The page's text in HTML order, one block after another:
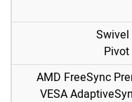
Swivel
Pivot